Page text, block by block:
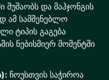
მუშაობს და მაჰჯონგის
ამ სამშენებლო
ტიპის გაგება
ნებისმიერ მომენტში
ჩოუსთვის საჭიროა